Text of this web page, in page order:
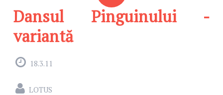
Dansul Pinguinului -
variantă
18.3.11
LOTUS